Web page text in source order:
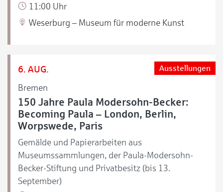
11:00 Uhr
Weserburg – Museum für moderne Kunst
6. AUG.
Bremen
Ausstellungen
150 Jahre Paula Modersohn-Becker:
Becoming Paula – London, Berlin,
Worpswede, Paris
Gemälde und Papierarbeiten aus
Museumssammlungen, der Paula-Modersohn-
Becker-Stiftung und Privatbesitz (bis 13.
September)